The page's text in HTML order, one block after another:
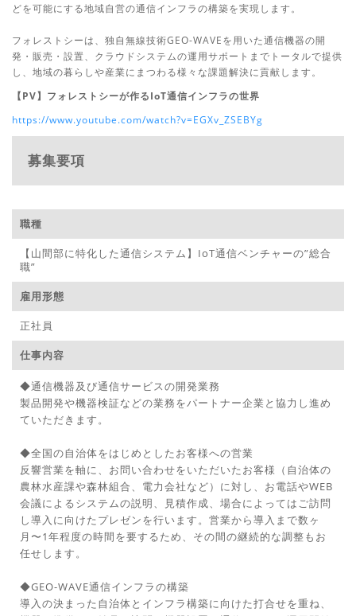
どを可能にする地域自営の通信インフラの構築を実現します。
フォレストシーは、独自無線技術GEO-WAVEを用いた通信機器の開
発・販売・設置、クラウドシステムの運用サポートまでトータルで提供
し、地域の暮らしや産業にまつわる様々な課題解決に貢献します。
【PV】フォレストシーが作るIoT通信インフラの世界
https://www.youtube.com/watch?v=EGXv_ZSEBYg
募集要項
職種
【山間部に特化した通信システム】IoT通信ベンチャーの”総合
職”
雇用形態
正社員
仕事内容
◆通信機器及び通信サービスの開発業務
製品開発や機器検証などの業務をパートナー企業と協力し進め
ていただきます。
◆全国の自治体をはじめとしたお客様への営業
反響営業を軸に、お問い合わせをいただいたお客様（自治体の
農林水産課や森林組合、電力会社など）に対し、お電話やWEB
会議によるシステムの説明、見積作成、場合によってはご訪問
し導入に向けたプレゼンを行います。営業から導入まで数ヶ
月〜1年程度の時間を要するため、その間の継続的な調整もお
任せします。
◆GEO-WAVE通信インフラの構築
導入の決まった自治体とインフラ構築に向けた打合せを重ね、